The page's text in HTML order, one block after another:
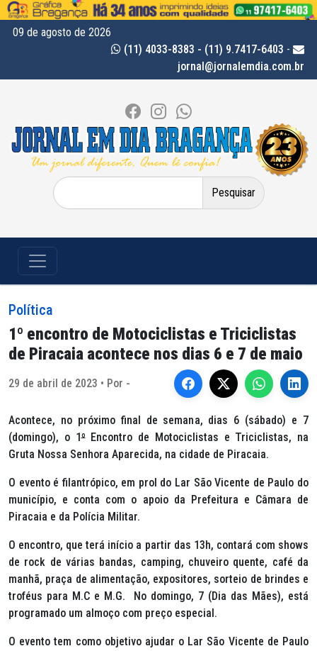
09 de agosto de 2026
(11) 4033-8383 - (11) 9.7417-6403 -
jornal@jornalemdia.com.br
Pesquisar
por:
Política
1º encontro de Motociclistas e Triciclistas
de Piracaia acontece nos dias 6 e 7 de maio
29 de abril de 2023 • Por -
Acontece, no próximo final de semana, dias 6 (sábado) e 7
(domingo), o 1ºEncontro de Motociclistas e Triciclistas, na
Gruta Nossa Senhora Aparecida, na cidade de Piracaia.
O evento é filantrópico, em prol do Lar São Vicente de Paulo do
município, e conta com o apoio da Prefeitura e Câmara de
Piracaia e da Polícia Militar.
O encontro, que terá início a partir das 13h, contará com shows
de rock de várias bandas, camping, chuveiro quente, café da
manhã, praça de alimentação, expositores, sorteio de brindes e
troféus para M.C e M.G. No domingo, 7 (Dia das Mães), está
programado um almoço com preço especial.
O evento tem como objetivo ajudar o Lar São Vicente de Paulo